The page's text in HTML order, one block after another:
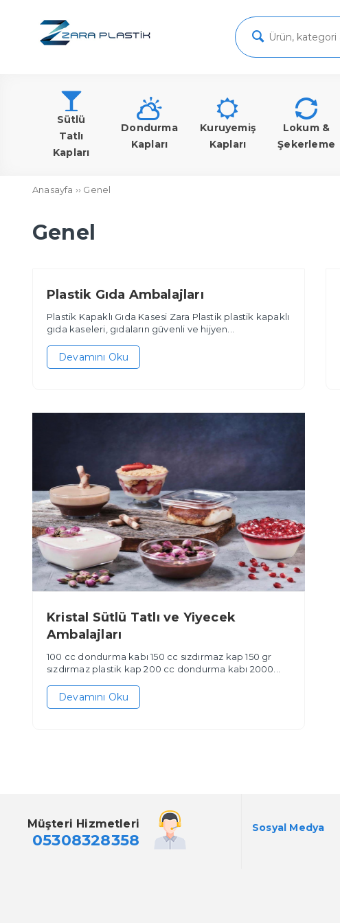
Sütlü
Tatlı
Kapları
Dondurma
Kapları
Kuruyemiş
Kapları
Lokum &
Şekerleme
Anasayfa ›› Genel
Genel
Plastik Gıda Ambalajları
Plastik Kapaklı Gıda Kasesi Zara Plastik plastik kapaklı
gıda kaseleri, gıdaların güvenli ve hijyen...
Devamını Oku
Kristal Sütlü Tatlı ve Yiyecek
Ambalajları
100 cc dondurma kabı 150 cc sızdırmaz kap 150 gr
sızdırmaz plastik kap 200 cc dondurma kabı 2000...
Devamını Oku
Müşteri Hizmetleri
05308328358
Sosyal Medya